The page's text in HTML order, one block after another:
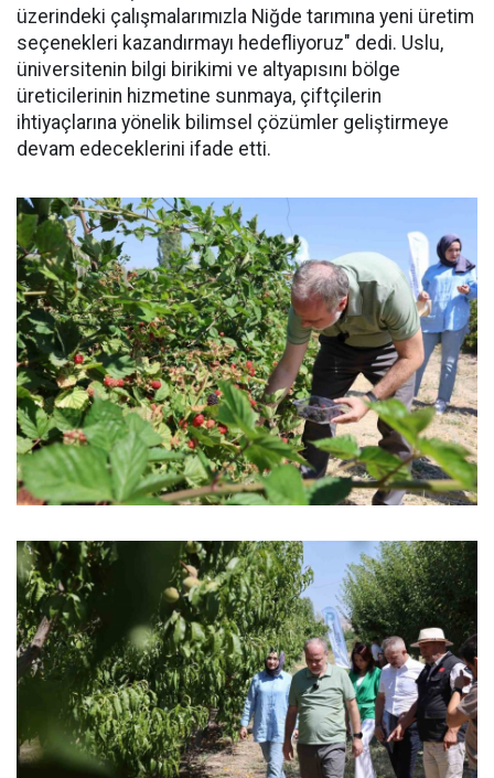
üzerindeki çalışmalarımızla Niğde tarımına yeni üretim
seçenekleri kazandırmayı hedefliyoruz" dedi. Uslu,
üniversitenin bilgi birikimi ve altyapısını bölge
üreticilerinin hizmetine sunmaya, çiftçilerin
ihtiyaçlarına yönelik bilimsel çözümler geliştirmeye
devam edeceklerini ifade etti.